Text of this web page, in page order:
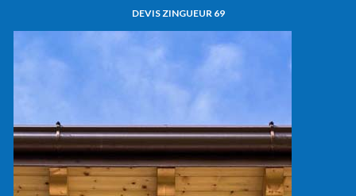
DEVIS ZINGUEUR 69